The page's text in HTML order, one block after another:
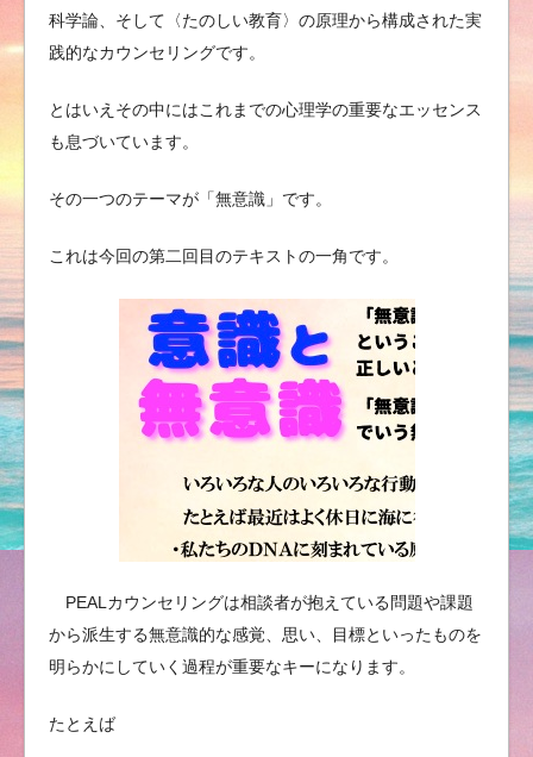
科学論、そして〈たのしい教育〉の原理から構成された実
践的なカウンセリングです。
とはいえその中にはこれまでの心理学の重要なエッセンス
も息づいています。
その一つのテーマが「無意識」です。
これは今回の第二回目のテキストの一角です。
PEALカウンセリングは相談者が抱えている問題や課題
から派生する無意識的な感覚、思い、目標といったものを
明らかにしていく過程が重要なキーになります。
たとえば